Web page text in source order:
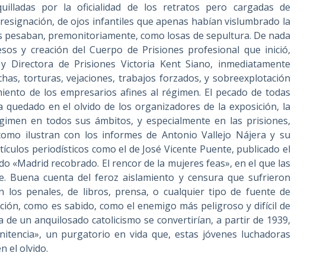
por la oficialidad de los retratos pero cargadas de
de ojos infantiles que apenas habían vislumbrado la
pesaban, premonitoriamente, como losas de sepultura. De nada
y creación del Cuerpo de Prisiones profesional que inició,
Directora de Prisiones Victoria Kent Siano, inmediatamente
torturas, vejaciones, trabajos forzados, y sobreexplotación
de los empresarios afines al régimen. El pecado de todas
quedado en el olvido de los organizadores de la exposición, la
en todos sus ámbitos, y especialmente en las prisiones,
ilustran con los informes de Antonio Vallejo Nájera y su
periodísticos como el de José Vicente Puente, publicado el
«Madrid recobrado. El rencor de la mujeres feas», en el que las
Buena cuenta del feroz aislamiento y censura que sufrieron
los penales, de libros, prensa, o cualquier tipo de fuente de
como es sabido, como el enemigo más peligroso y difícil de
de un anquilosado catolicismo se convertirían, a partir de 1939,
un purgatorio en vida que, estas jóvenes luchadoras
el olvido.